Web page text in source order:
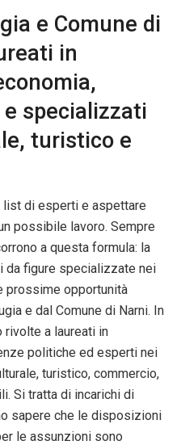
e Comune di
in
specializzati
turistico e
list di esperti e aspettare
possibile lavoro. Sempre
a questa formula: la
da figure specializzate nei
prossime opportunità
e dal Comune di Narni. In
a laureati in
politiche ed esperti nei
turistico, commercio,
Si tratta di incarichi di
sapere che le disposizioni
le assunzioni sono